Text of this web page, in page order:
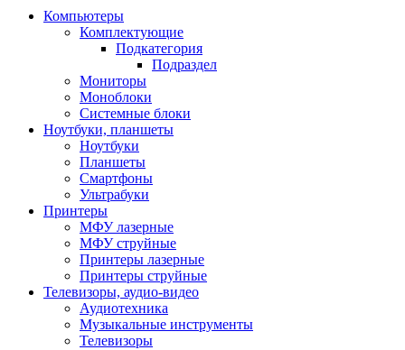
Компьютеры
Комплектующие
Подкатегория
Подраздел
Мониторы
Моноблоки
Системные блоки
Ноутбуки, планшеты
Ноутбуки
Планшеты
Смартфоны
Ультрабуки
Принтеры
МФУ лазерные
МФУ струйные
Принтеры лазерные
Принтеры струйные
Телевизоры, аудио-видео
Аудиотехника
Музыкальные инструменты
Телевизоры